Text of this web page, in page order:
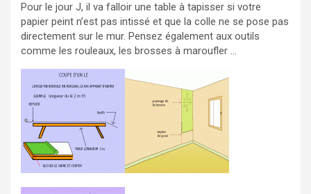
Pour le jour J, il va falloir une table à tapisser si votre
papier peint n’est pas intissé et que la colle ne se pose pas
directement sur le mur. Pensez également aux outils
comme les rouleaux, les brosses à maroufler …